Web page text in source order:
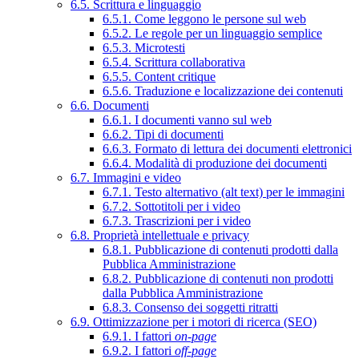
6.5. Scrittura e linguaggio
6.5.1. Come leggono le persone sul web
6.5.2. Le regole per un linguaggio semplice
6.5.3. Microtesti
6.5.4. Scrittura collaborativa
6.5.5. Content critique
6.5.6. Traduzione e localizzazione dei contenuti
6.6. Documenti
6.6.1. I documenti vanno sul web
6.6.2. Tipi di documenti
6.6.3. Formato di lettura dei documenti elettronici
6.6.4. Modalità di produzione dei documenti
6.7. Immagini e video
6.7.1. Testo alternativo (alt text) per le immagini
6.7.2. Sottotitoli per i video
6.7.3. Trascrizioni per i video
6.8. Proprietà intellettuale e privacy
6.8.1. Pubblicazione di contenuti prodotti dalla
Pubblica Amministrazione
6.8.2. Pubblicazione di contenuti non prodotti
dalla Pubblica Amministrazione
6.8.3. Consenso dei soggetti ritratti
6.9. Ottimizzazione per i motori di ricerca (SEO)
6.9.1. I fattori on-page
6.9.2. I fattori off-page